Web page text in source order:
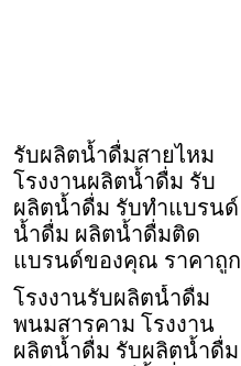
รับผลิตน้ำดื่มสายไหม
โรงงานผลิตน้ำดื่ม รับ
ผลิตน้ำดื่ม รับทำแบรนด์
น้ำดื่ม ผลิตน้ำดื่มติด
แบรนด์ของคุณ ราคาถูก
โรงงานรับผลิตน้ำดื่ม
พนมสารคาม โรงงาน
ผลิตน้ำดื่ม รับผลิตน้ำดื่ม